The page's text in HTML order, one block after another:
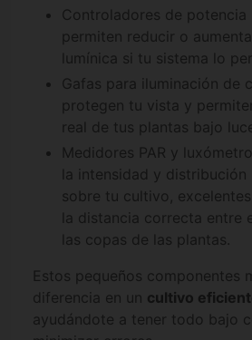
Controladores de potencia
permiten reducir o
lumínica si tu sistema lo
Gafas para iluminación de
protegen tu vista y
real de tus plantas bajo
Medidores PAR y
la intensidad y distribución
sobre tu cultivo, excelentes
la distancia correcta entre
las copas de las plantas.
Estos pequeños componentes
diferencia en un cultivo
ayudándote a tener todo bajo